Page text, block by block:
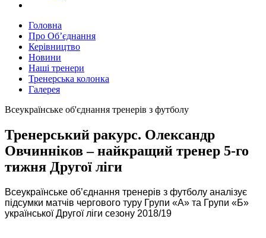
Головна
Про Об’єднання
Керівництво
Новини
Наші тренери
Тренерська колонка
Галерея
Всеукраїнське об'єднання тренерів з футболу
Тренерський ракурс. Олександр
Овчинніков – найкращий тренер 5-го
тижня Другої ліги
Всеукраїнське об’єднання тренерів з футболу аналізує
підсумки матчів чергового туру Групи «А» та Групи «Б»
української Другої ліги сезону 2018/19